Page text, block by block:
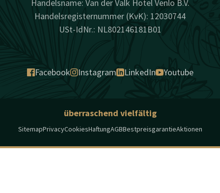
Handelsname: Van der Valk Hotel Venlo B.V.
Handelsregisternummer (KvK): 12030744
USt-IdNr.: NL802146181B01
Facebook Instagram LinkedIn Youtube
überraschend vielfältig
SitemapPrivacyCookiesHaftungAGBBestpreisgarantieAktionen